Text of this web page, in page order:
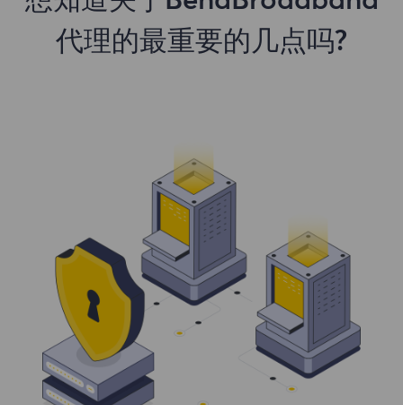
代理的最重要的几点吗?